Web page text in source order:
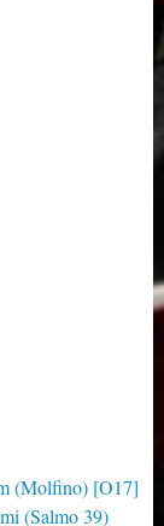
(Molfino) [O17]
(Salmo 39)